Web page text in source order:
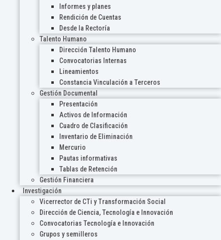
Informes y planes
Rendición de Cuentas
Desde la Rectoría
Talento Humano
Dirección Talento Humano
Convocatorias Internas
Lineamientos
Constancia Vinculación a Terceros
Gestión Documental
Presentación
Activos de Información
Cuadro de Clasificación
Inventario de Eliminación
Mercurio
Pautas informativas
Tablas de Retención
Gestión Financiera
Investigación
Vicerrector de CTi y Transformación Social
Dirección de Ciencia, Tecnología e Innovación
Convocatorias Tecnología e Innovación
Grupos y semilleros